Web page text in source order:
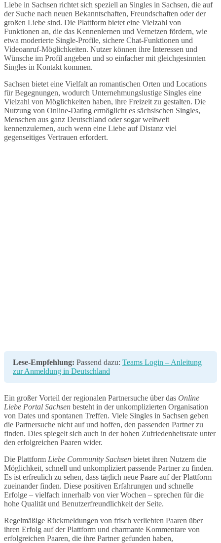
Liebe in Sachsen richtet sich speziell an Singles in Sachsen, die auf
der Suche nach neuen Bekanntschaften, Freundschaften oder der
großen Liebe sind. Die Plattform bietet eine Vielzahl von
Funktionen an, die das Kennenlernen und Vernetzen fördern, wie
etwa moderierte Single-Profile, sichere Chat-Funktionen und
Videoanruf-Möglichkeiten. Nutzer können ihre Interessen und
Wünsche im Profil angeben und so einfacher mit gleichgesinnten
Singles in Kontakt kommen.
Sachsen bietet eine Vielfalt an romantischen Orten und Locations
für Begegnungen, wodurch Unternehmungslustige Singles eine
Vielzahl von Möglichkeiten haben, ihre Freizeit zu gestalten. Die
Nutzung von Online-Dating ermöglicht es sächsischen Singles,
Menschen aus ganz Deutschland oder sogar weltweit
kennenzulernen, auch wenn eine Liebe auf Distanz viel
gegenseitiges Vertrauen erfordert.
Lese-Empfehlung: Passend dazu: Teams Login – Anleitung
zur Anmeldung in Deutschland
Ein großer Vorteil der regionalen Partnersuche über das Online
Liebe Portal Sachsen besteht in der unkomplizierten Organisation
von Dates und spontanen Treffen. Viele Singles in Sachsen geben
die Partnersuche nicht auf und hoffen, den passenden Partner zu
finden. Dies spiegelt sich auch in der hohen Zufriedenheitsrate unter
den erfolgreichen Paaren wider.
Die Plattform Liebe Community Sachsen bietet ihren Nutzern die
Möglichkeit, schnell und unkompliziert passende Partner zu finden.
Es ist erfreulich zu sehen, dass täglich neue Paare auf der Plattform
zueinander finden. Diese positiven Erfahrungen und schnelle
Erfolge – vielfach innerhalb von vier Wochen – sprechen für die
hohe Qualität und Benutzerfreundlichkeit der Seite.
Regelmäßige Rückmeldungen von frisch verliebten Paaren über
ihren Erfolg auf der Plattform und charmante Kommentare von
erfolgreichen Paaren, die ihre Partner gefunden haben,